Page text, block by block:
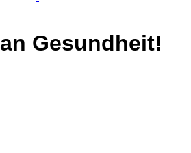
an Gesundheit!